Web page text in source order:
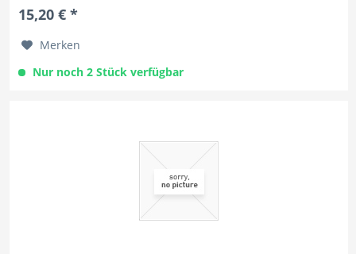
15,20 € *
Merken
Nur noch 2 Stück verfügbar